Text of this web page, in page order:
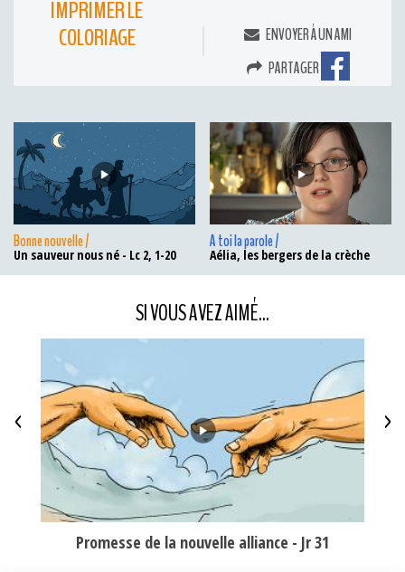
IMPRIMER LE
COLORIAGE
ENVOYER À UN AMI
PARTAGER
Bonne nouvelle /
Un sauveur nous né - Lc 2, 1-20
A toi la parole /
Aélia, les bergers de la crèche
SI VOUS AVEZ AIMÉ...
Promesse de la nouvelle alliance - Jr 31
< >